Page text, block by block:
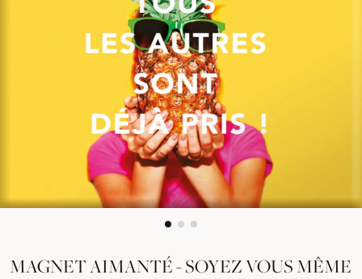
MAGNET AIMANTÉ - SOYEZ VOUS MÊME